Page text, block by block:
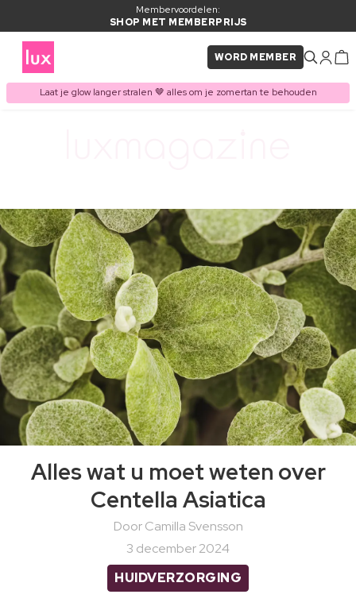
Membervoordelen:
SHOP MET MEMBERPRIJS
WORD MEMBER
Laat je glow langer stralen 🤎 alles om je zomertan te behouden
Alles wat u moet weten over
Centella Asiatica
Door Camilla Svensson
3 december 2024
HUIDVERZORGING